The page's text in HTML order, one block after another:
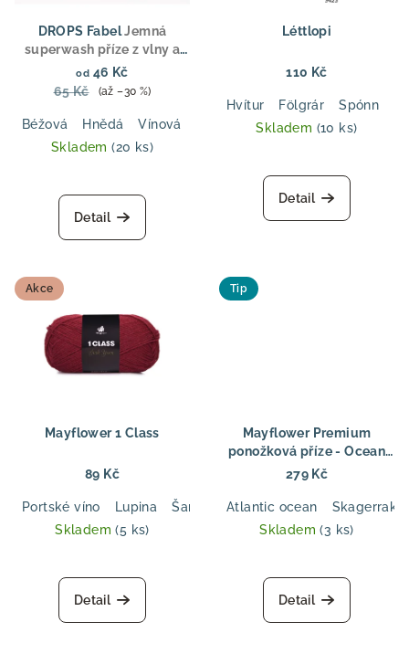
DROPS FabelJemná
superwash příze z vlny a
polyamidu, fingering
tloušťka, ideální pro
od 46 Kč
65 Kč
(až –30 %)
Béžová Hnědá Vínová Fialová Světlá šedá
Skladem(20 ks)
Detail
Léttlopi
110 Kč
Hvítur Fölgrár Spónn
Skladem (10 ks)
hodnocení
produktu
Detail
Akce
Mayflower 1 Class
89 Kč
Portské víno Lupina Šarlatová Jedlově zelená
Skladem(5 ks)
Detail
Tip
Mayflower Premium
ponožková příze - Ocean
Ocean – odolná ponožková
279 Kč
Atlantic ocean
Skagerrak
Skladem(3 ks)
Detail